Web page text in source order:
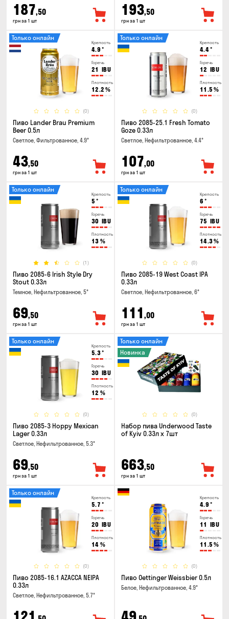
187,50
грн за 1 шт
193,50
грн за 1 шт
Крепость
4.9 °
Горечь
21 IBU
Плотность
12.2 %
(0)
Только онлайн
Пиво Lander Brau Premium
Beer 0.5л
Светлое, Фильтрованное, 4.9°
43,50
грн за 1 шт
Крепость
4.4°
Горечь
12 IBU
Плотность
11.5 %
(0)
Только онлайн
Пиво 2085-25.1 Fresh Tomato
Goze 0.33л
Светлое, Нефильтрованное, 4.4°
107,00
грн за 1 шт
Крепость
5 °
Горечь
30 IBU
Плотность
13 %
(1)
Только онлайн
Пиво 2085-6 Irish Style Dry
Stout 0.33л
Темное, Нефильтрованное, 5°
69,50
грн за 1 шт
Крепость
6 °
Горечь
75 IBU
Плотность
14.3%
(0)
Только онлайн
Пиво 2085-19 West Coast IPA
0.33л
Светлое, Нефильтрованное, 6°
111 ,00
грн за 1 шт
Крепость
5.3°
Горечь
30 IBU
Плотность
12 %
(0)
Только онлайн
Пиво 2085-3 Hoppy Mexican
Lager 0.33л
Светлое, Нефильтрованное, 5.3°
69,50
грн за 1 шт
(0)
Только онлайн
Новинка
Набор пива Underwood Taste
of Kyiv 0.33л x 7шт
663,50
грн за 1 шт
Крепость
5.7 °
Горечь
20 IBU
Плотность
14 %
(0)
Только онлайн
Пиво 2085-16.1 AZACCA NEIPA
0.33л
Светлое, Нефильтрованное, 5.7°
Крепость
4.9 °
Горечь
11 IBU
Плотность
11.5 %
(0)
Пиво Oettinger Weissbier 0.5л
Белое, Нефильтрованное, 4.9°